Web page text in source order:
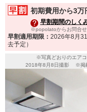
初期費用から3万
早割期間のしく
※popolatoからお問合せ
早割適用期限： 2026年8月
去予定）
※写真どおりのエアコ
2018年8月8日撮影 ※掲載